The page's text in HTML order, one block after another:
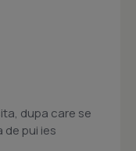
dupa care se
de pui ies